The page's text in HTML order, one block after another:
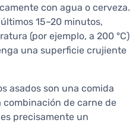
con agua o cerveza.
15–20 minutos,
(por ejemplo, a 200 °C)
una superficie crujiente
asados son una comida
combinación de carne de
precisamente un